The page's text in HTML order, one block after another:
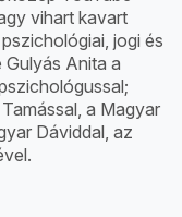
vihart kavart
jogi és
Anita a
a Magyar
Dáviddal, az